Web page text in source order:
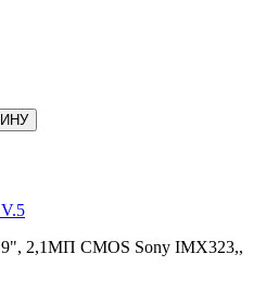
2,1МП CMOS Sony IMX323,,